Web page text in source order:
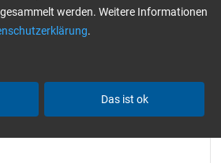
werden. Weitere Informationen
.
Das ist ok